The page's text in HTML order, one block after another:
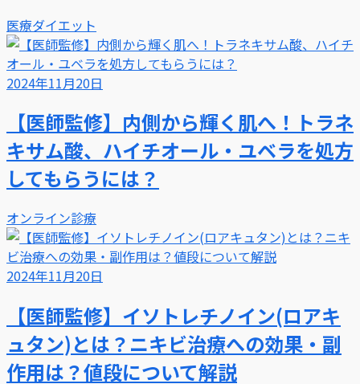
医療ダイエット
2024年11月20日
【医師監修】内側から輝く肌へ！トラネ
キサム酸、ハイチオール・ユベラを処方
してもらうには？
オンライン診療
2024年11月20日
【医師監修】イソトレチノイン(ロアキ
ュタン)とは？ニキビ治療への効果・副
作用は？値段について解説